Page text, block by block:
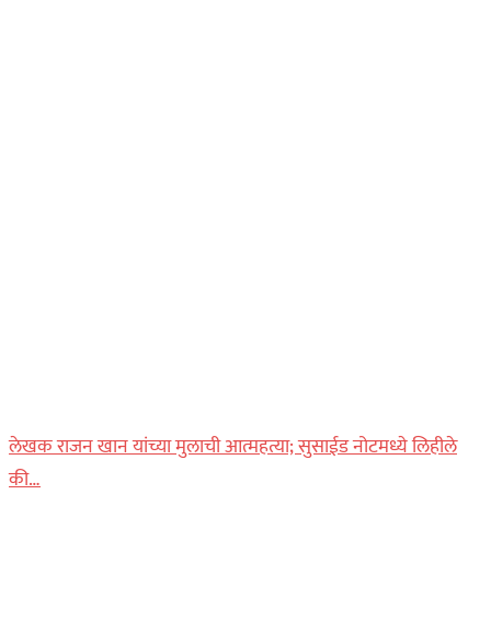
लेखक राजन खान यांच्या मुलाची आत्महत्या; सुसाईड नोटमध्ये लिहीले
की…